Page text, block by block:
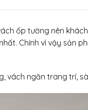
ốp tường nên
Chính vì vậy sản
ngăn trang trí,